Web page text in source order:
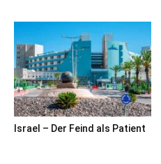
Israel – Der Feind als Patient